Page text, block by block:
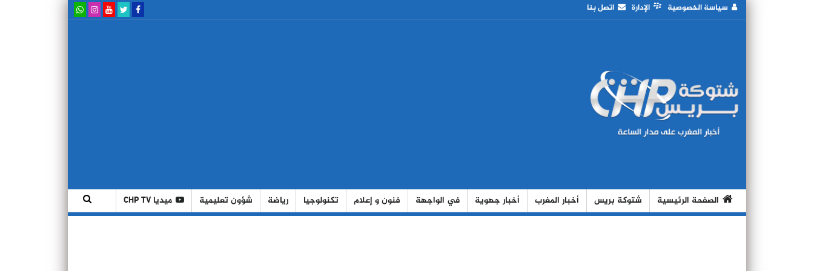
سياسة الخصوصية الإدارة اتصل بنا
الصفحة الرئيسية شتوكة بريس أخبار المغرب أخبار جهوية في الواجهة فنون و إعلام تكنولوجيا رياضة شؤون تعليمية ميديا CHP TV